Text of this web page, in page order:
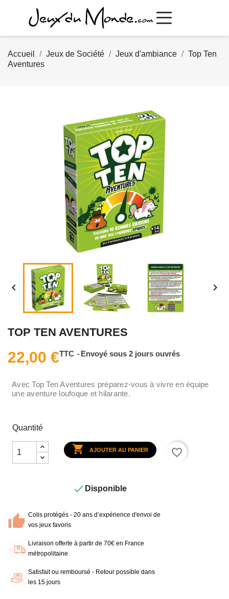
Accueil Jeux de Société Jeux d'ambiance
Top Ten
Aventures
 
TOP TEN AVENTURES
22,00 €TTC Envoyé sous 2 jours ouvrés
Avec Top Ten Aventures préparez-vous à vivre en équipe
une aventure loufoque et hilarante.
Quantité
 AJOUTER AU PANIER favorite_border
 Disponible
Colis protégés - 20 ans d’expérience d'envoi de
vos jeux favoris
Livraison offerte à partir de 70€ en France
métropolitaine
Satisfait ou remboursé - Retour possible dans
les 15 jours